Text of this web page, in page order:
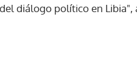
diálogo político en Libia",